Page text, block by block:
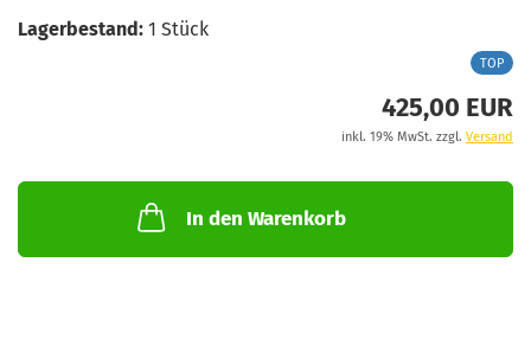
Lagerbestand: 1 Stück
TOP
425,00 EUR
inkl. 19% MwSt. zzgl. Versand
In den Warenkorb